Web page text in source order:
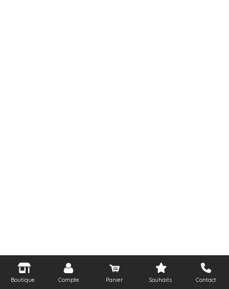
Boutique Compte Panier Souhaits Contact